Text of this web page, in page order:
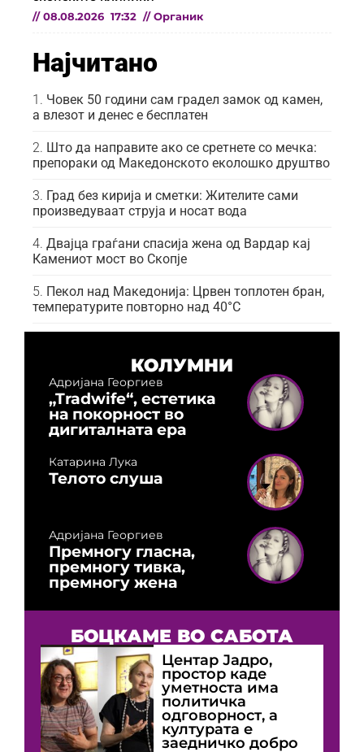
// 08.08.2026 17:32 // Органик
Најчитано
Човек 50 години сам градел замок од камен,
а влезот и денес е бесплатен
Што да направите ако се сретнете со мечка:
препораки од Македонското еколошко друштво
Град без кирија и сметки: Жителите сами
произведуваат струја и носат вода
Двајца граѓани спасија жена од Вардар кај
Камениот мост во Скопје
Пекол над Македонија: Црвен топлотен бран,
температурите повторно над 40°C
КОЛУМНИ
Адријана Георгиев
„Tradwife“, естетика
на покорност во
дигиталната ера
Катарина Лука
Телото слуша
Адријана Георгиев
Премногу гласна,
премногу тивка,
премногу жена
БОЦКАМЕ ВО САБОТА
Центар Јадро,
простор каде
уметноста има
политичка
одговорност, а
културата е
заедничко добро